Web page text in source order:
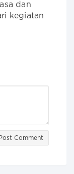
dan
kegiatan
Post Comment